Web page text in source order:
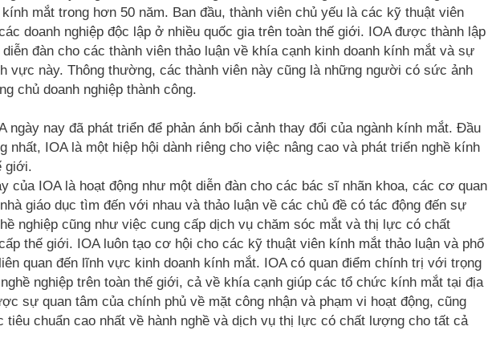
mắt trong hơn 50 năm. Ban đầu, thành viên chủ yếu là các kỹ thuật viên
doanh nghiệp độc lập ở nhiều quốc gia trên toàn thế giới. IOA được thành lập
đàn cho các thành viên thảo luận về khía cạnh kinh doanh kính mắt và sự
vực này. Thông thường, các thành viên này cũng là những người có sức ảnh
chủ doanh nghiệp thành công.
ngày nay đã phát triển để phản ánh bối cảnh thay đổi của ngành kính mắt. Đầu
nhất, IOA là một hiệp hội dành riêng cho việc nâng cao và phát triển nghề kính
giới.
của IOA là hoạt động như một diễn đàn cho các bác sĩ nhãn khoa, các cơ quan
giáo dục tìm đến với nhau và thảo luận về các chủ đề có tác động đến sự
nghiệp cũng như việc cung cấp dịch vụ chăm sóc mắt và thị lực có chất
thế giới. IOA luôn tạo cơ hội cho các kỹ thuật viên kính mắt thảo luận và phổ
quan đến lĩnh vực kinh doanh kính mắt. IOA có quan điểm chính trị với trọng
nghiệp trên toàn thế giới, cả về khía cạnh giúp các tổ chức kính mắt tại địa
sự quan tâm của chính phủ về mặt công nhận và phạm vi hoạt động, cũng
tiêu chuẩn cao nhất về hành nghề và dịch vụ thị lực có chất lượng cho tất cả